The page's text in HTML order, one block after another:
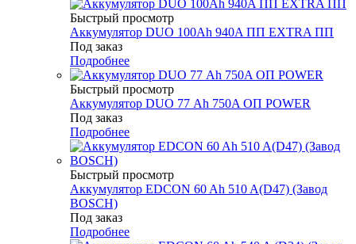
Быстрый просмотр
Аккумулятор DUO 100Аh 940A ПП EXTRA ПП
Под заказ
Подробнее
Быстрый просмотр
Аккумулятор DUO 77 Аh 750A ОП POWER
Под заказ
Подробнее
Быстрый просмотр
Аккумулятор EDCON 60 Ah 510 A(D47) (Завод
BOSCH)
Под заказ
Подробнее